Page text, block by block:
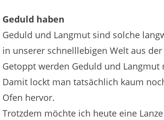
Geduld haben
Geduld und Langmut sind solche
in unserer schnelllebigen Welt aus
Getoppt werden Geduld und
Damit lockt man tatsächlich kaum
Ofen hervor.
Trotzdem möchte ich heute eine